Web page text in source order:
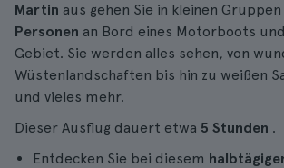
Martin aus gehen Sie in kleinen
Personen an Bord eines Motorboots
Gebiet. Sie werden alles sehen, von
Wüstenlandschaften bis hin zu weißen
und vieles mehr.
Dieser Ausflug dauert etwa 5 Stunden .
Entdecken Sie bei diesem